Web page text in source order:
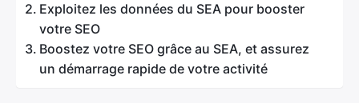
Exploitez les données du SEA pour booster
votre SEO
Boostez votre SEO grâce au SEA, et assurez
un démarrage rapide de votre activité